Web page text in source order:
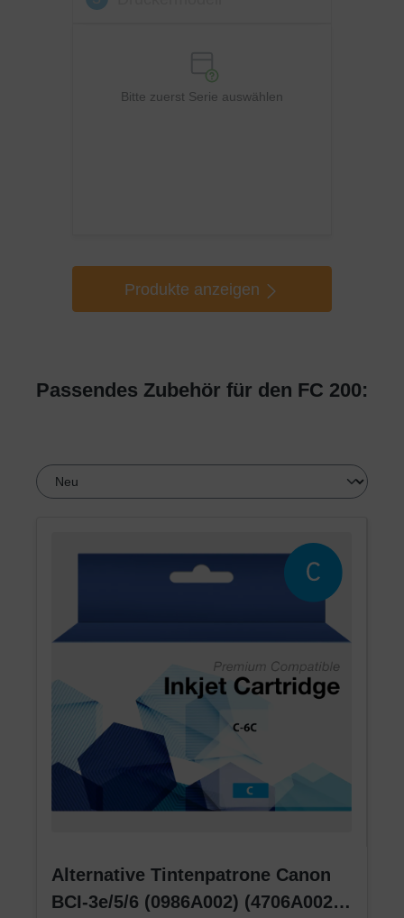
Bitte zuerst Serie auswählen
Produkte anzeigen
Passendes Zubehör für den FC 200:
Alternative Tintenpatrone Canon
BCI-3e/5/6 (0986A002) (4706A002)